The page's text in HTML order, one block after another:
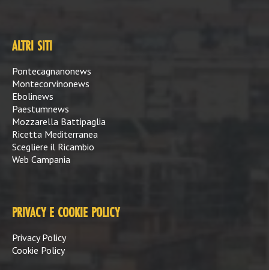
ALTRI SITI
Pontecagnanonews
Montecorvinonews
Ebolinews
Paestumnews
Mozzarella Battipaglia
Ricetta Mediterranea
Scegliere il Ricambio
Web Campania
PRIVACY E COOKIE POLICY
Privacy Policy
Cookie Policy